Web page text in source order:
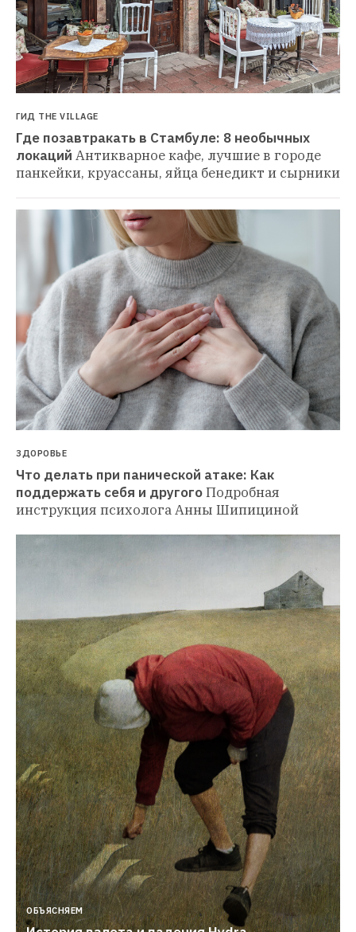
ГИД THE VILLAGE
Где позавтракать в Стамбуле: 8 необычных
локаций Антикварное кафе, лучшие в городе
панкейки, круассаны, яйца бенедикт и сырники
ЗДОРОВЬЕ
Что делать при панической атаке: Как
поддержать себя и другогоПодробная
инструкция психолога Анны Шипициной
ОБЪЯСНЯЕМ